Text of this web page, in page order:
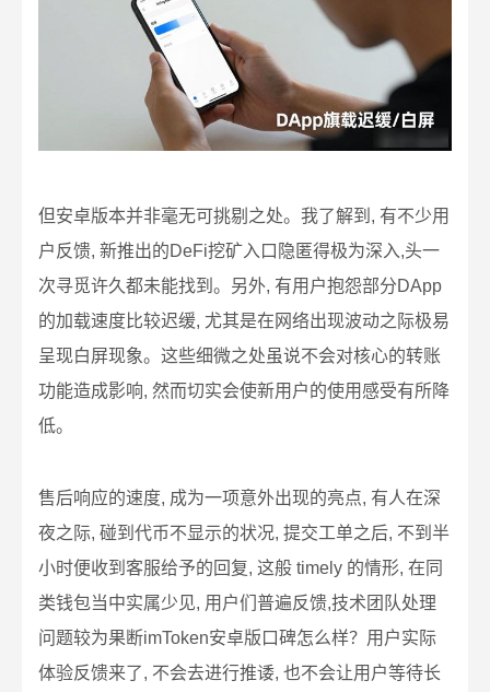
但安卓版本并非毫无可挑剔之处。我了解到, 有不少用
户反馈, 新推出的DeFi挖矿入口隐匿得极为深入,头一
次寻觅许久都未能找到。另外, 有用户抱怨部分DApp
的加载速度比较迟缓, 尤其是在网络出现波动之际极易
呈现白屏现象。这些细微之处虽说不会对核心的转账
功能造成影响, 然而切实会使新用户的使用感受有所降
低。
售后响应的速度, 成为一项意外出现的亮点, 有人在深
夜之际, 碰到代币不显示的状况, 提交工单之后, 不到半
小时便收到客服给予的回复, 这般 timely 的情形, 在同
类钱包当中实属少见, 用户们普遍反馈,技术团队处理
问题较为果断imToken安卓版口碑怎么样？用户实际
体验反馈来了, 不会去进行推诿, 也不会让用户等待长